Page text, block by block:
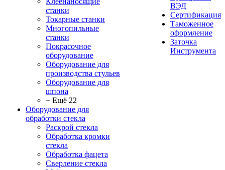
станки
Токарные станки
Многопильные
станки
Покрасочное
оборудование
Оборудование для
производства стульев
Оборудование для
шпона
+ Ещё 22
Оборудование для
обработки стекла
Раскрой стекла
Обработка кромки
стекла
Обработка фацета
Сверление стекла
ВЭД
Сертификация
Таможенное
оформление
Заточка
Инструмента